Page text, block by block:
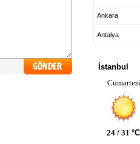
Ankara
Antalya
İstanbul
Cumartesi
24 / 31 °C